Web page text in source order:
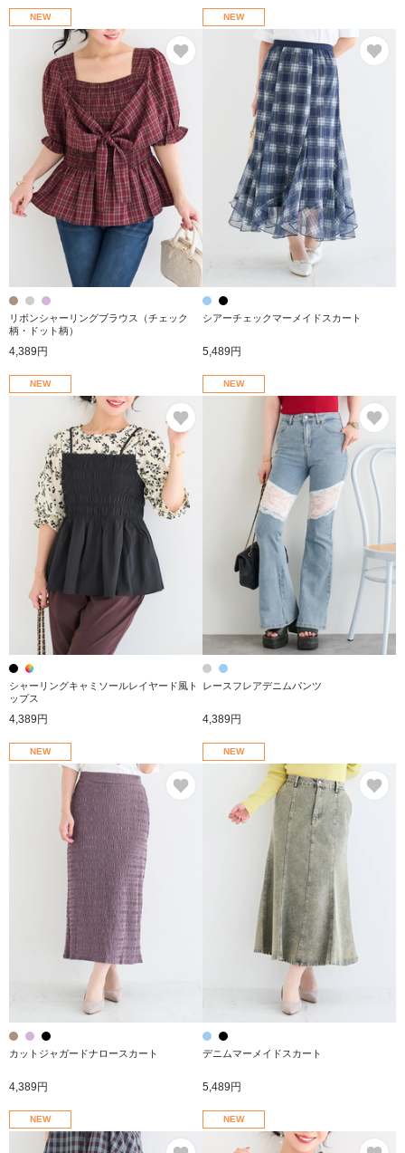
NEW
リボンシャーリングブラウス（チェック
柄・ドット柄）
4,389円
NEW
シアーチェックマーメイドスカート
5,489円
NEW
シャーリングキャミソールレイヤード風ト
ップス
4,389円
NEW
レースフレアデニムパンツ
4,389円
NEW
カットジャガードナロースカート
4,389円
NEW
デニムマーメイドスカート
5,489円
NEW
お気に入り
NEW